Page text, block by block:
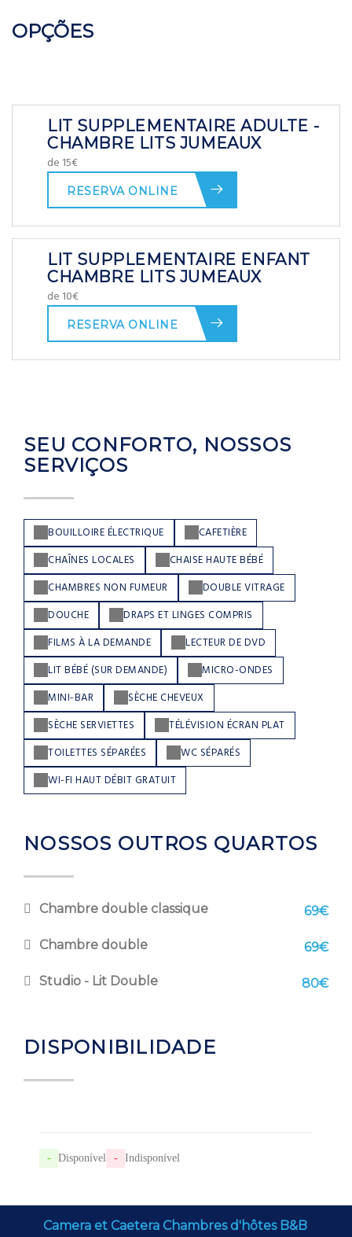
OPÇÕES
LIT SUPPLEMENTAIRE ADULTE -
CHAMBRE LITS JUMEAUX
de 15€
RESERVA ONLINE
LIT SUPPLEMENTAIRE ENFANT
CHAMBRE LITS JUMEAUX
de 10€
RESERVA ONLINE
SEU CONFORTO, NOSSOS
SERVIÇOS
BOUILLOIRE ÉLECTRIQUE
CAFETIÈRE
CHAÎNES LOCALES
CHAISE HAUTE BÉBÉ
CHAMBRES NON FUMEUR
DOUBLE VITRAGE
DOUCHE
DRAPS ET LINGES COMPRIS
FILMS À LA DEMANDE
LECTEUR DE DVD
LIT BÉBÉ (SUR DEMANDE)
MICRO-ONDES
MINI-BAR
SÈCHE CHEVEUX
SÈCHE SERVIETTES
TÉLÉVISION ÉCRAN PLAT
TOILETTES SÉPARÉES
WC SÉPARÉS
WI-FI HAUT DÉBIT GRATUIT
NOSSOS OUTROS QUARTOS
Chambre double classique 69€
Chambre double 69€
Studio - Lit Double 80€
DISPONIBILIDADE
- Disponível - Indisponível
Camera et Caetera Chambres d'hôtes B&B